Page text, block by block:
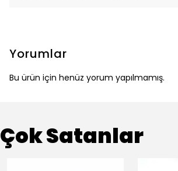
Yorumlar
Bu ürün için henüz yorum yapılmamış.
Çok Satanlar